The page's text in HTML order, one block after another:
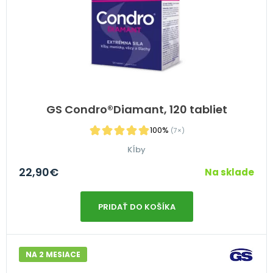
GS Condro®Diamant, 120 tabliet
100% (7×)
Kĺby
22,90€ Na sklade
PRIDAŤ DO KOŠÍKA
NA 2 MESIACE